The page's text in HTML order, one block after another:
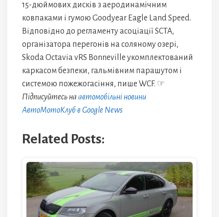
15-дюймових дисків з аеродинамічним
ковпаками і гумою Goodyear Eagle Land Speed.
Відповідно до регламенту асоціації SCTA,
організатора перегонів на соляному озері,
Skoda Octavia vRS Bonneville укомплектований
каркасом безпеки, гальмівним парашутом і
системою пожежогасіння, пише WCF. ☞
Підписуйтесь на автомобільні новини
АвтоМотоКлуб в Google News
Related Posts: